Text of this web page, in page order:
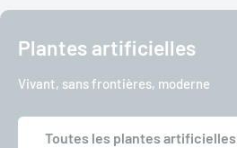
Plantes artificielles
Vivant, sans frontières, moderne
Toutes les plantes artificielles